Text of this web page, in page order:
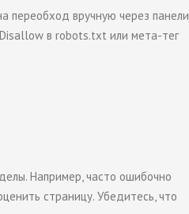
переобход вручную через панели
Disallow в robots.txt или мета-тег
Например, часто ошибочно
страницу. Убедитесь, что